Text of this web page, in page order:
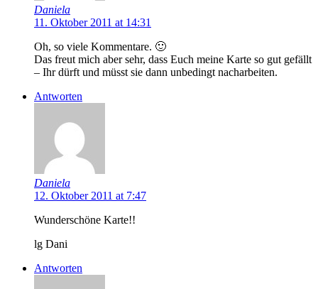
Daniela
11. Oktober 2011 at 14:31
Oh, so viele Kommentare. 🙂
Das freut mich aber sehr, dass Euch meine Karte so gut gefällt
– Ihr dürft und müsst sie dann unbedingt nacharbeiten.
Antworten
Daniela
12. Oktober 2011 at 7:47
Wunderschöne Karte!!
lg Dani
Antworten